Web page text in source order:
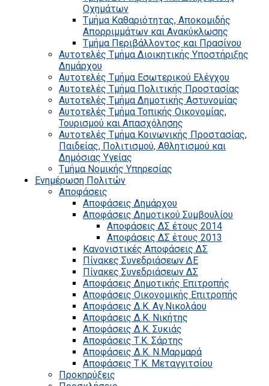
Οχημάτων
Τμήμα Καθαριότητας, Αποκομιδής
Απορριμμάτων και Ανακύκλωσης
Τμήμα Περιβάλλοντος και Πρασίνου
Αυτοτελές Τμήμα Διοικητικής Υποστήριξης
Δημάρχου
Αυτοτελές Τμήμα Εσωτερικού Ελέγχου
Αυτοτελές Τμήμα Πολιτικής Προστασίας
Αυτοτελές Τμήμα Δημοτικής Αστυνομίας
Αυτοτελές Τμήμα Τοπικής Οικονομίας,
Τουρισμού και Απασχόλησης
Αυτοτελές Τμήμα Κοινωνικής Προστασίας,
Παιδείας, Πολιτισμού, Αθλητισμού και
Δημόσιας Υγείας
Τμήμα Νομικής Υπηρεσίας
Ενημέρωση Πολιτών
Αποφάσεις
Αποφάσεις Δημάρχου
Αποφάσεις Δημοτικού Συμβουλίου
Αποφάσεις ΔΣ έτους 2014
Αποφάσεις ΔΣ έτους 2013
Κανονιστικές Αποφάσεις ΔΣ
Πίνακες Συνεδριάσεων ΔΕ
Πίνακες Συνεδριάσεων ΔΣ
Αποφάσεις Δημοτικής Επιτροπής
Αποφάσεις Οικονομικής Επιτροπής
Αποφάσεις Δ.Κ. Αγ.Νικολάου
Αποφάσεις Δ.Κ. Νικήτης
Αποφάσεις Δ.Κ. Συκιάς
Αποφάσεις Τ.Κ. Σάρτης
Αποφάσεις Δ.Κ. Ν.Μαρμαρά
Αποφάσεις Τ.Κ. Μεταγγιτσίου
Προκηρύξεις